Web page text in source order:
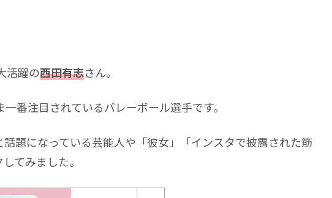
活躍の西田有志さん。
番注目されているバレーボール選手です。
題になっている芸能人や「彼女」「インスタで披露された筋
てみました。